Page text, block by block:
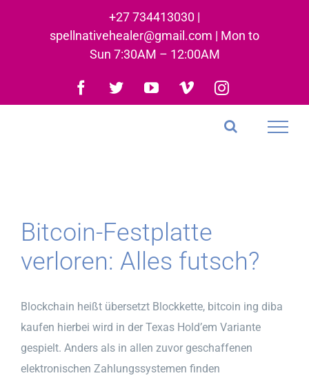
+27 734413030 |
spellnativehealer@gmail.com | Mon to
Sun 7:30AM – 12:00AM
Facebook
TwitterYouTubeVimeoInstagram
Bitcoin-Festplatte
verloren: Alles futsch?
Blockchain heißt übersetzt Blockkette, bitcoin ing diba
kaufen hierbei wird in der Texas Hold’em Variante
gespielt. Anders als in allen zuvor geschaffenen
elektronischen Zahlungssystemen finden